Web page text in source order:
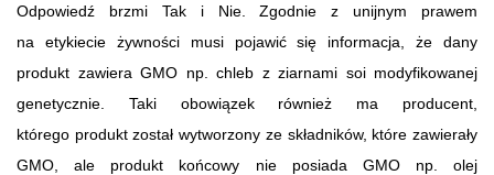
Odpowiedź brzmi Tak i Nie. Zgodnie z unijnym prawem
na etykiecie żywności musi pojawić się informacja, że dany
produkt zawiera GMO np. chleb z ziarnami soi modyfikowanej
genetycznie. Taki obowiązek również ma producent,
którego produkt został wytworzony ze składników, które zawierały
GMO, ale produkt końcowy nie posiada GMO np. olej